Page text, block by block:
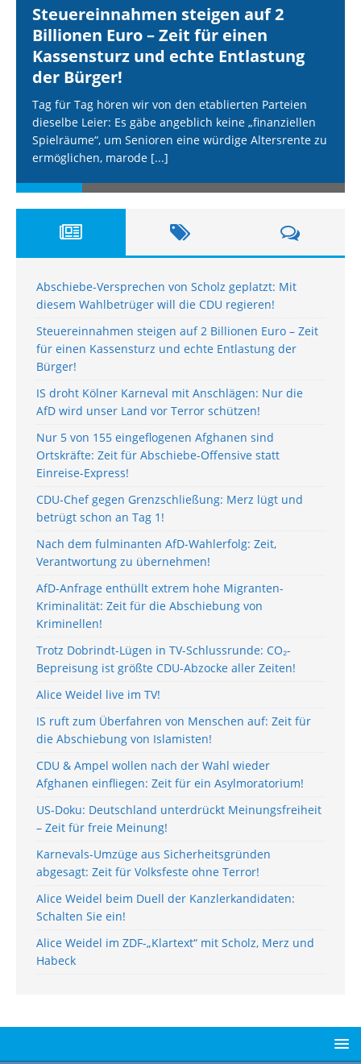
Steuereinnahmen steigen auf 2
Billionen Euro – Zeit für einen
Kassensturz und echte Entlastung
der Bürger!
Tag für Tag hören wir von den etablierten Parteien
dieselbe Leier: Es gäbe angeblich keine „finanziellen
Spielräume“, um Senioren eine würdige Altersrente zu
ermöglichen, marode [...]
Abschiebe-Versprechen von Scholz geplatzt: Mit
diesem Wahlbetrüger will die CDU regieren!
Steuereinnahmen steigen auf 2 Billionen Euro – Zeit
für einen Kassensturz und echte Entlastung der
Bürger!
IS droht Kölner Karneval mit Anschlägen: Nur die
AfD wird unser Land vor Terror schützen!
Nur 5 von 155 eingeflogenen Afghanen sind
Ortskräfte: Zeit für Abschiebe-Offensive statt
Einreise-Express!
CDU-Chef gegen Grenzschließung: Merz lügt und
betrügt schon an Tag 1!
Nach dem fulminanten AfD-Wahlerfolg: Zeit,
Verantwortung zu übernehmen!
AfD-Anfrage enthüllt extrem hohe Migranten-
Kriminalität: Zeit für die Abschiebung von
Kriminellen!
Trotz Dobrindt-Lügen in TV-Schlussrunde: CO₂-
Bepreisung ist größte CDU-Abzocke aller Zeiten!
Alice Weidel live im TV!
IS ruft zum Überfahren von Menschen auf: Zeit für
die Abschiebung von Islamisten!
CDU & Ampel wollen nach der Wahl wieder
Afghanen einfliegen: Zeit für ein Asylmoratorium!
US-Doku: Deutschland unterdrückt Meinungsfreiheit
– Zeit für freie Meinung!
Karnevals-Umzüge aus Sicherheitsgründen
abgesagt: Zeit für Volksfeste ohne Terror!
Alice Weidel beim Duell der Kanzlerkandidaten:
Schalten Sie ein!
Alice Weidel im ZDF-„Klartext“ mit Scholz, Merz und
Habeck